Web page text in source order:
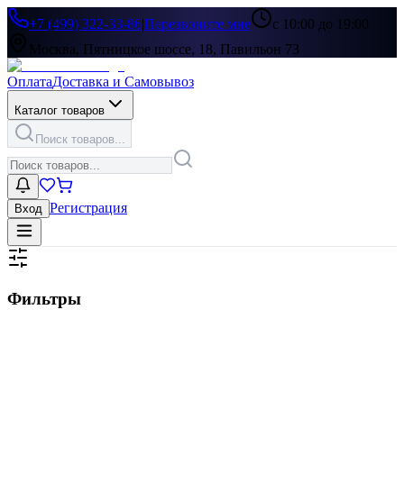
+7 (499) 322-33-86|Перезвоните мне
с 10:00 до 19:00
Москва, Пятницкое шоссе, 18, Павильон 73
ОплатаДоставка и Самовывоз
Каталог товаров
Поиск товаров...
Вход Регистрация
Фильтры